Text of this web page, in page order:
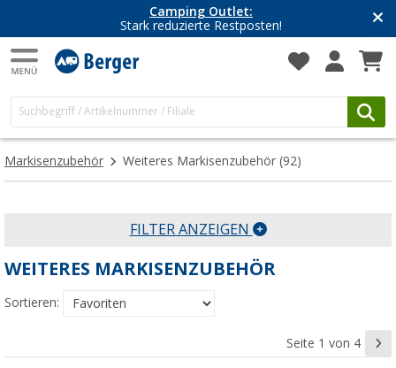
Camping Outlet:
Stark reduzierte Restposten!
Markisenzubehör Weiteres Markisenzubehör (92)
FILTER ANZEIGEN
WEITERES MARKISENZUBEHÖR
Sortieren:
Seite 1 von 4